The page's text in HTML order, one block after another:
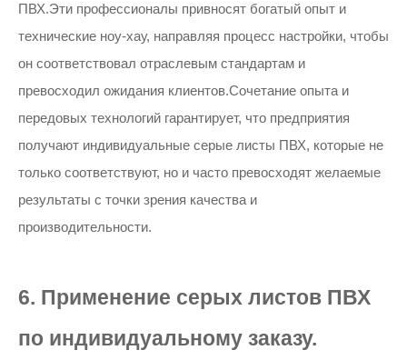
ПВХ.Эти профессионалы привносят богатый опыт и
технические ноу-хау, направляя процесс настройки, чтобы
он соответствовал отраслевым стандартам и
превосходил ожидания клиентов.Сочетание опыта и
передовых технологий гарантирует, что предприятия
получают индивидуальные серые листы ПВХ, которые не
только соответствуют, но и часто превосходят желаемые
результаты с точки зрения качества и
производительности.
6. Применение серых листов ПВХ
по индивидуальному заказу.